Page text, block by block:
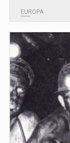
EUROPA